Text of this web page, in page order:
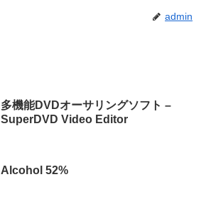
admin
多機能DVDオーサリングソフト –
SuperDVD Video Editor
Alcohol 52%